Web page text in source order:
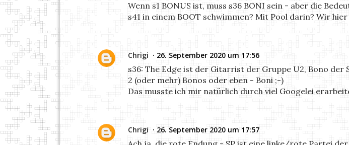
Wenn s1 BONUS ist, muss s36 BONI sein - aber die
s41 in einem BOOT schwimmen? Mit Pool darin? Wir
Chrigi 26. September 2020 um 17:56
s36: The Edge ist der Gitarrist der Gruppe U2, Bono der
2 (oder mehr) Bonos oder eben - Boni ;-)
Das musste ich mir natürlich durch viel Googelei
Chrigi 26. September 2020 um 17:57